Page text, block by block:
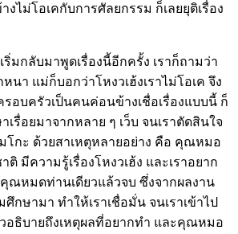
ไม่โอเคกับการศัลยกรรม ก็เลยยุติเรื่อง
ริ่มกลับมาพูดเรื่องนี้อีกครั้ง เราก็ถามว่า
า แม่ก็บอกว่าโหงวเฮ้งเราไม่โอเค จึง
อบครัวเป็นคนค่อนข้างเชื่อเรื่องแบบนี้ ก็
เรื่อยมาจากหลาย ๆ เว็บ จนเราตัดสินใจ
กะ ด้วยสาเหตุหลายอย่าง คือ คุณหมอ
มีความรู้เรื่องโหงวเฮ้ง และเราอยาก
ณหมดท่านเดียวแล้วจบ ซึ่งจากผลงาน
กษามา ทำให้เราเชื่อมั่น จนเราเข้าไป
ธิบายถึงเหตุผลที่อยากทำ และคุณหมอ